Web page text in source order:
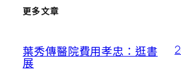
更多文章
葉秀傳醫院費用孝忠：逛書
展